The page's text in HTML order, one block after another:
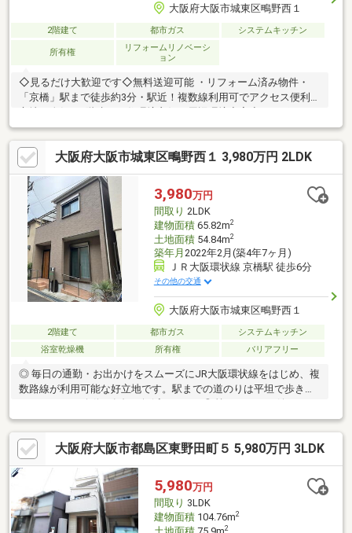
大阪府大阪市城東区鴫野西１
2階建て 都市ガス システムキッチン
所有権
リフォームリノベーシ
ョン
◇見るだけ大歓迎です◇無料送迎可能 ・リフォーム済み物件・
「京橋」駅まで徒歩約3分・駅近！複数線利用可でアクセス便利な
立地・人気の2階建て・住環境良好・周辺環境充実◆レスポンス
は迅速に◆交渉は全力です◆‐多忙なお客様の「面倒だな」をフル
サポート致します‐◆「とりあえず見たい」「他社でローンを断ら
れた」「他社の物件もまとめて見てみたい」「相談だけしてみた
い」「しっかり交渉してほしい」「無駄を省きたい」等お気軽に
ご連絡下さいませ。
大阪府大阪市城東区鴫野西１ 3,980万円 2LDK
3,980万円
間取り 2LDK
建物面積65.82m2
土地面積54.84m2
築年月 2022年2月(築4年7ヶ月)
ＪＲ大阪環状線 京橋駅 徒歩6分
その他の交通
大阪府大阪市城東区鴫野西１
2階建て 都市ガス
システムキッチン
浴室乾燥機
所有権 バリアフリー
◎ 毎日の通勤・お出かけをスムーズにJR大阪環状線をはじめ、複
数路線が利用可能な好立地です。駅までの道のりは平坦で歩きや
充実の周辺環境徒歩2分の距離にスーパーがあり、お仕事帰りのお
買い物にも便利です。市街地が近く、休日のお買い物や食事も気
軽にお楽しみいただけます。◎ 家事の時間を短縮する最新の住宅
設備毎日のお料理やお掃除がしやすい、機能的なシステムキッチ
ンを採用しています。天候や時間帯を気にせずお洗濯ができる浴
室乾燥機を備えており、共働きのご家庭をサポートします。
大阪府大阪市都島区東野田町５ 5,980万円 3LDK
5,980万円
間取り 3LDK
建物面積104.76m2
2